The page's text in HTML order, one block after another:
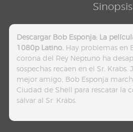
Sinopsis
Descargar Bob Esponja: La
1080p Latino. Hay problemas en
corona del Rey Neptuno ha
sospechas recaen en el Sr. Krabs.
mejor amigo, Bob Esponja
Ciudad de Shell para rescatar la
salvar al Sr. Krabs.